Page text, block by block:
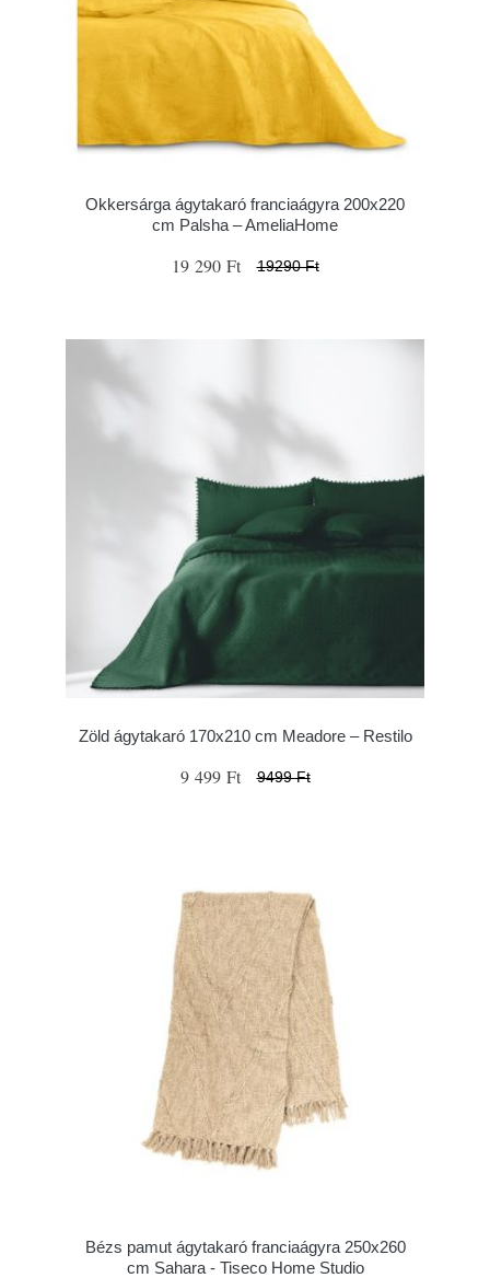
Okkersárga ágytakaró franciaágyra 200x220
cm Palsha – AmeliaHome
19 290 Ft 19290 Ft
Zöld ágytakaró 170x210 cm Meadore – Restilo
9 499 Ft 9499 Ft
Bézs pamut ágytakaró franciaágyra 250x260
cm Sahara - Tiseco Home Studio